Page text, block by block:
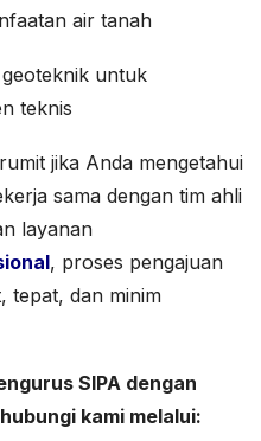
air tanah
untuk
teknis
jika Anda mengetahui
sama dengan tim ahli
layanan
, proses pengajuan
tepat, dan minim
SIPA dengan
kami melalui: